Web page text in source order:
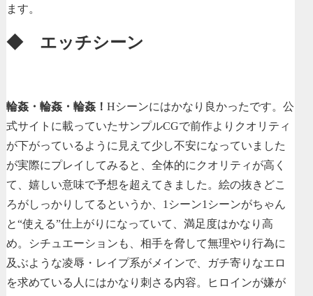
ます。
◆ エッチシーン
輪姦・輪姦・輪姦！ Hシーンにはかなり良かったです。公
式サイトに載っていたサンプルCGで前作よりクオリティ
が下がっているように見えて少し不安になっていました
が実際にプレイしてみると、全体的にクオリティが高く
て、嬉しい意味で予想を超えてきました。絵の抜きどこ
ろがしっかりしてるというか、1シーン1シーンがちゃん
と“使える”仕上がりになっていて、満足度はかなり高
め。シチュエーションも、相手を脅して無理やり行為に
及ぶような凌辱・レイプ系がメインで、ガチ寄りなエロ
を求めている人にはかなり刺さる内容。ヒロインが嫌が